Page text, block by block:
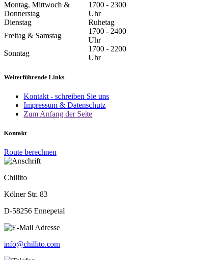
Montag, Mittwoch &
Donnerstag
1700 - 2300
Uhr
Dienstag
Ruhetag
Freitag & Samstag
1700 - 2400
Uhr
Sonntag
1700 - 2200
Uhr
Weiterführende Links
Kontakt - schreiben Sie uns
Impressum & Datenschutz
Zum Anfang der Seite
Kontakt
Route berechnen
Chillito
Kölner Str. 83
D-58256 Ennepetal
info@chillito.com